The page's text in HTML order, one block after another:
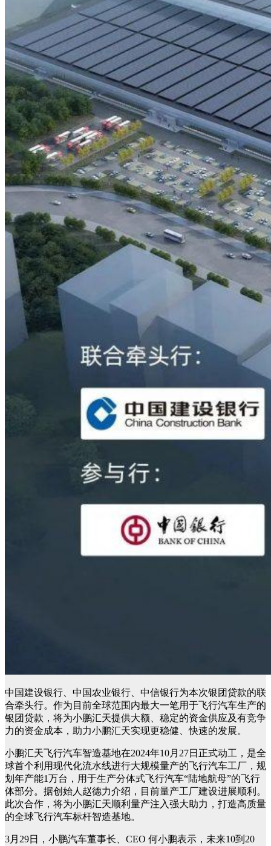
中国建设银行、中国农业银行、中信银行为本次银团贷款的联
合牵头行。作为目前全球范围内最大一笔用于飞行汽车生产的
银团贷款，将为小鹏汇天提供大额、稳定的资金供应及有竞争
力的资金成本，助力小鹏汇天实现更稳健、快速的发展。
小鹏汇天飞行汽车智造基地在2024年10月27日正式动工，是全
球首个利用现代化流水线进行大规模量产的飞行汽车工厂，规
划年产能1万台，用于生产分体式飞行汽车“陆地航母”的飞行
体部分。据创始人赵德力介绍，目前量产工厂建设进展顺利。
此次合作，将为小鹏汇天顺利量产注入强大助力，打造高质量
的全球飞行汽车标杆智造基地。
3月29日，小鹏汽车董事长、CEO 何小鹏表示，未来10到20